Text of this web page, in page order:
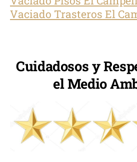
Vaciado Trasteros El
Cuidadosos y
el Medio